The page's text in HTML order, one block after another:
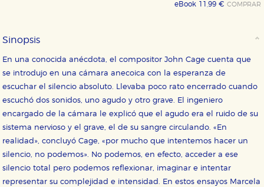
eBook 11,99 €COMPRAR
Sinopsis
En una conocida anécdota, el compositor John Cage cuenta que
se introdujo en una cámara anecoica con la esperanza de
escuchar el silencio absoluto. Llevaba poco rato encerrado cuando
escuchó dos sonidos, uno agudo y otro grave. El ingeniero
encargado de la cámara le explicó que el agudo era el ruido de su
sistema nervioso y el grave, el de su sangre circulando. «En
realidad», concluyó Cage, «por mucho que intentemos hacer un
silencio, no podemos». No podemos, en efecto, acceder a ese
silencio total pero podemos reflexionar, imaginar e intentar
representar su complejidad e intensidad. En estos ensayos Marcela
CONFIGURACIÓN DE COOKIES
HABILITAR TODO RECHAZAR TODO
Cookies necesarias
Estas cookies son necesarias para que nuestro sitio
web funcione y no es posible deshabilitarlas desde
nuestro sistema. Es posible hacerlo desde el